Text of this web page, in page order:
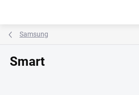
Samsung
Smart